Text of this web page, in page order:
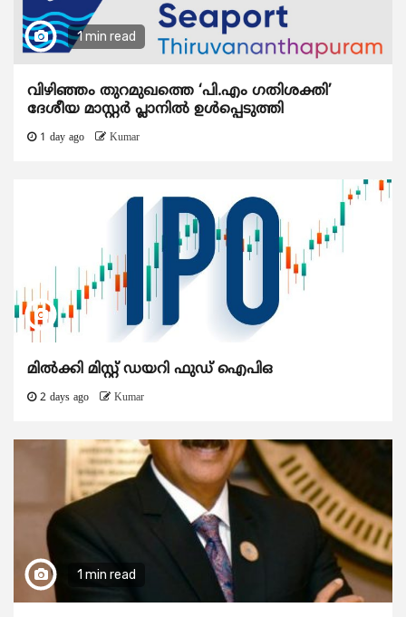
1 min read
വിഴിഞ്ഞം തുറമുഖത്തെ ‘പി.എം ഗതിശക്തി’
ദേശീയ മാസ്റ്റർ പ്ലാനിൽ ഉൾപ്പെടുത്തി
1 day ago Kumar
മിൽക്കി മിസ്റ്റ് ഡയറി ഫുഡ് ഐപിഒ
2 days ago Kumar
1 min read